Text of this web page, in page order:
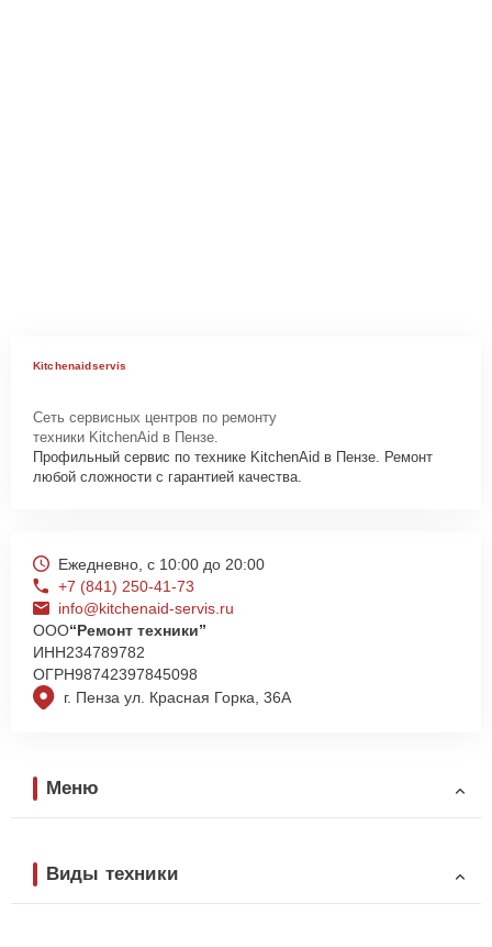
Kitchenaidservis
Сеть сервисных центров по ремонту
техники KitchenAid в Пензе.
Профильный сервис по технике KitchenAid в Пензе. Ремонт
любой сложности с гарантией качества.
г. Пенза ул. Красная Горка, 36А
Ежедневно, с 10:00 до 20:00
+7 (841) 250-41-73
info@kitchenaid-servis.ru
ООО“Ремонт техники”
ИНН234789782
ОГРН98742397845098
Меню
Виды техники